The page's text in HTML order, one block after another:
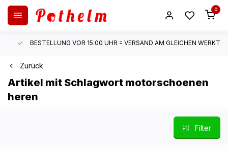
0
BESTELLUNG VOR 15:00 UHR = VERSAND AM GLEICHEN WERKTAG*
Zurück
Artikel mit Schlagwort motorschoenen
heren
Filter